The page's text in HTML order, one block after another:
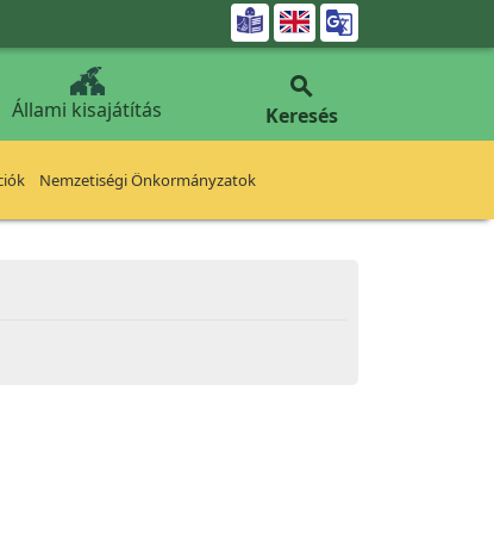

Állami kisajátítás

Keresés
Nemzetiségi Önkormányzatok